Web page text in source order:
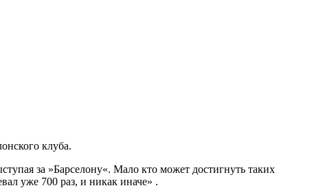
клуба.
за »Барселону«. Мало кто может достигнуть таких
уже 700 раз, и никак иначе» .